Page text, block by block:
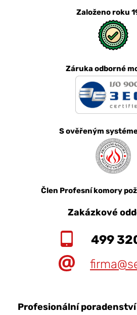
Založeno roku
Záruka odborné
S ověřeným
Člen Profesní komory
Zakázkové
499
Profesionální